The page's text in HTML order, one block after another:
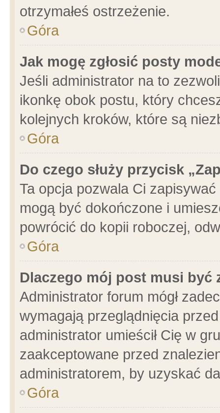
otrzymałeś ostrzeżenie.
Góra
Jak mogę zgłosić posty
Jeśli administrator na to
ikonkę obok postu, który
kolejnych kroków, które są
Góra
Do czego służy przycisk
Ta opcja pozwala Ci
mogą być dokończone i
powrócić do kopii roboczej,
Góra
Dlaczego mój post musi być
Administrator forum mógł
wymagają przeglądnięcia
administrator umieścił Cię w
zaakceptowane przed
administratorem, by uzyskać
Góra